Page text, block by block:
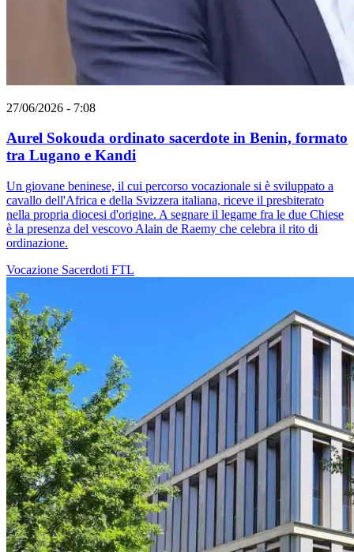
27/06/2026 - 7:08
Aurel Sokouda ordinato sacerdote in Benin, formato
tra Lugano e Kandi
Un giovane beninese, il cui percorso vocazionale si è sviluppato a
cavallo dell'Africa e della Svizzera italiana, riceve il presbiterato
nella propria diocesi d'origine. A segnare il legame fra le due Chiese
è la presenza del vescovo Alain de Raemy che celebra il rito di
ordinazione.
Vocazione Sacerdoti FTL